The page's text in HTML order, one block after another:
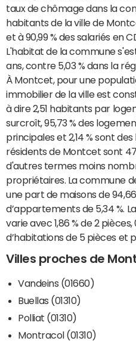
taux de chômage dans la
habitants de la ville de
et à 90,99 % des salariés en
L'habitat de la commune
ans, contre 5,03 % dans la
À Montcet, pour une
immobilier de la ville est
à dire 2,51 habitants par
surcroît, 95,73 % des
principales et 2,14 % sont
résidents de Montcet sont
d'autres termes moins
propriétaires. La commune
une part de maisons de
d’appartements de 5,34 %.
varie avec 1,86 % de 2 pièces,
d’habitations de 5 pièces et
Villes proches de
Vandeins (01660)
Buellas (01310)
Polliat (01310)
Montracol (01310)